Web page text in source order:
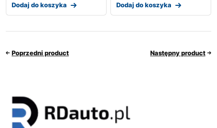
Dodaj do koszyka Dodaj do koszyka
Poprzedni product Następny product